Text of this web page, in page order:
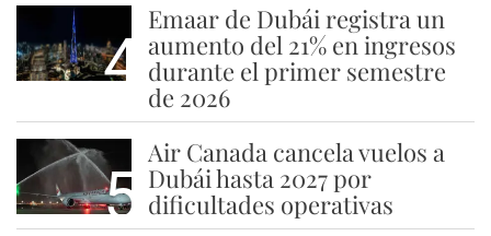
4
Emaar de Dubái registra un
aumento del 21% en ingresos
durante el primer semestre
de 2026
5
Air Canada cancela vuelos a
Dubái hasta 2027 por
dificultades operativas